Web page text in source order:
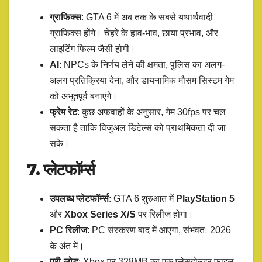
ग्राफिक्स: GTA 6 में अब तक के सबसे यथार्थवादी
ग्राफिक्स होंगे। चेहरे के हाव-भाव, छाया प्रभाव, और
लाइटिंग फिल्म जैसी होगी।
AI : NPCs के निर्णय लेने की क्षमता, पुलिस का अलग-
अलग प्रतिक्रिया देना, और डायनामिक मौसम सिस्टम गेम
को अभूतपूर्व बनाएंगे।
फ्रेम रेट: कुछ अफवाहों के अनुसार, गेम 30fps पर चल
सकता है ताकि विजुअल डिटेल्स को प्राथमिकता दी जा
सके।
7. प्लेटफॉर्म्स
उपलब्ध प्लेटफॉर्म्स: GTA 6 शुरुआत में PlayStation 5
और Xbox Series X/S पर रिलीज होगा।
PC रिलीज: PC संस्करण बाद में आएगा, संभवतः 2026
के अंत में।